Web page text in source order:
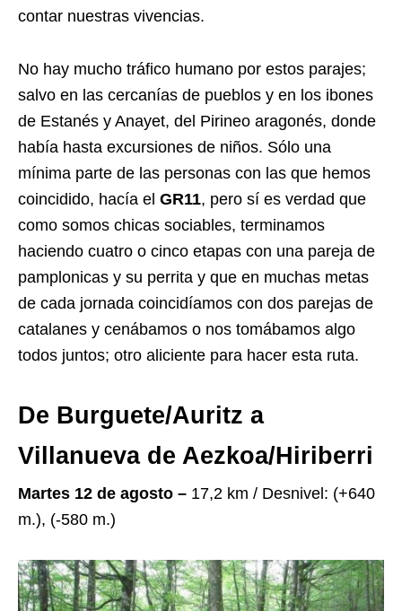
contar nuestras vivencias.
No hay mucho tráfico humano por estos parajes;
salvo en las cercanías de pueblos y en los ibones
de Estanés y Anayet, del Pirineo aragonés, donde
había hasta excursiones de niños. Sólo una
mínima parte de las personas con las que hemos
coincidido, hacía el GR11, pero sí es verdad que
como somos chicas sociables, terminamos
haciendo cuatro o cinco etapas con una pareja de
pamplonicas y su perrita y que en muchas metas
de cada jornada coincidíamos con dos parejas de
catalanes y cenábamos o nos tomábamos algo
todos juntos; otro aliciente para hacer esta ruta.
De Burguete/Auritz a
Villanueva de Aezkoa/Hiriberri
Martes 12 de agosto – 17,2 km / Desnivel: (+640
m.), (-580 m.)